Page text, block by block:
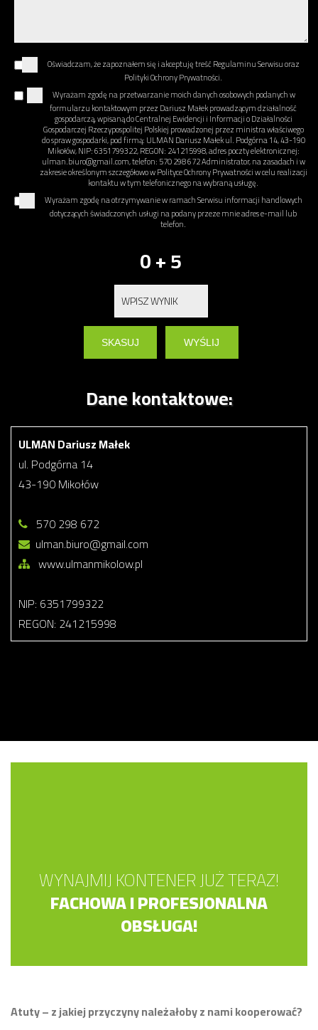
Oświadczam, że zapoznałem się i akceptuję treść Regulaminu Serwisu oraz
Polityki Ochrony Prywatności.
Wyrażam zgodę na przetwarzanie moich danych osobowych podanych w
formularzu kontaktowym przez Dariusz Małek prowadzącym działalność
gospodarczą, wpisaną do Centralnej Ewidencji i Informacji o Działalności
Gospodarczej Rzeczypospolitej Polskiej prowadzonej przez ministra właściwego
do spraw gospodarki, pod firmą: ULMAN Dariusz Małek ul. Podgórna 14, 43-190
Mikołów, NIP: 6351799322, REGON: 241215998, adres poczty elektronicznej:
ulman.biuro@gmail.com, telefon: 570 298 672 Administrator, na zasadach i w
zakresie określonym szczegółowo w Polityce Ochrony Prywatności w celu realizacji
kontaktu w tym telefonicznego na wybraną usługę.
Wyrażam zgodę na otrzymywanie w ramach Serwisu informacji handlowych
dotyczących świadczonych usługi na podany przeze mnie adres e-mail lub
telefon.
0 + 5
Dane kontaktowe:
ULMAN Dariusz Małek
ul. Podgórna 14
43-190 Mikołów
570 298 672
ulman.biuro@gmail.com
www.ulmanmikolow.pl
NIP: 6351799322
REGON: 241215998
WYNAJMIJ KONTENER JUŻ TERAZ!
FACHOWA I PROFESJONALNA
OBSŁUGA!
Atuty – z jakiej przyczyny należałoby z nami kooperować?